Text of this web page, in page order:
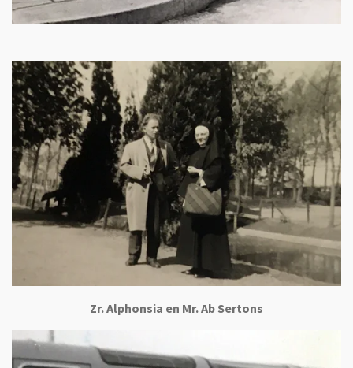
Zr. Alphonsia en Mr. Ab Sertons